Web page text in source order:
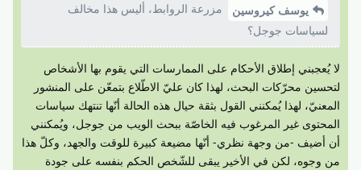
يوسف كيروسين
مزرعة الروابط، أليس هذا مخالف
لسياسات جوجل؟
لا يُعجبني إطلاق الأحكام على الممارسات التي يقوم بها الأشخاص
لتحسين محرّكات البحث، لهذا كان عليّ الاطّلاع بتمعّن على المنشور
المعنيّ، لهذا يُمكنني القول بثقة حيال هذه الحالة أنّها تنتهك سياسات
المحتوى غير المرغوب فيه الخاصّة ببحث الويب من جوجل، ويُمكنني
أن أضيف -من وجهة نظري- أنّها مضيعة كبيرة للوقت والجهد، وكلّ هذا
من وجوه، لكن في الأخير يبقى للشّخص الحكم بنفسه على جودة